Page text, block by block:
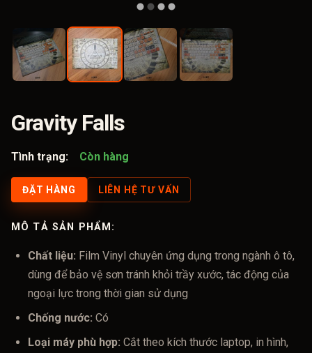
Gravity Falls
Tình trạng: Còn hàng
ĐẶT HÀNG LIÊN HỆ TƯ VẤN
MÔ TẢ SẢN PHẨM:
Chất liệu: Film Vinyl chuyên ứng dụng trong ngành ô tô,
dùng để bảo vệ sơn tránh khỏi trầy xước, tác động của
ngoại lực trong thời gian sử dụng
Chống nước: Có
Loại máy phù hợp: Cắt theo kích thước laptop, in hình,